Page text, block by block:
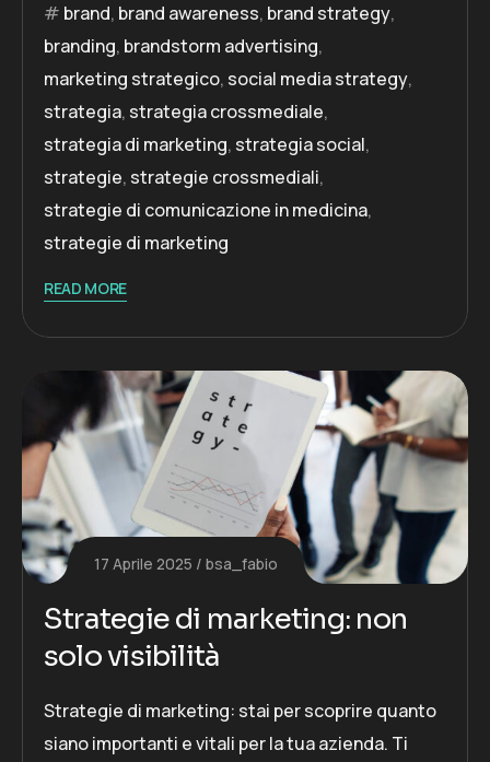
brand, brand awareness, brand strategy,
branding, brandstorm advertising,
marketing strategico, social media strategy,
strategia, strategia crossmediale,
strategia di marketing, strategia social,
strategie, strategie crossmediali,
strategie di comunicazione in medicina,
strategie di marketing
READ MORE
17 Aprile 2025 bsa_fabio
Strategie di marketing: non
solo visibilità
Strategie di marketing: stai per scoprire quanto
siano importanti e vitali per la tua azienda. Ti